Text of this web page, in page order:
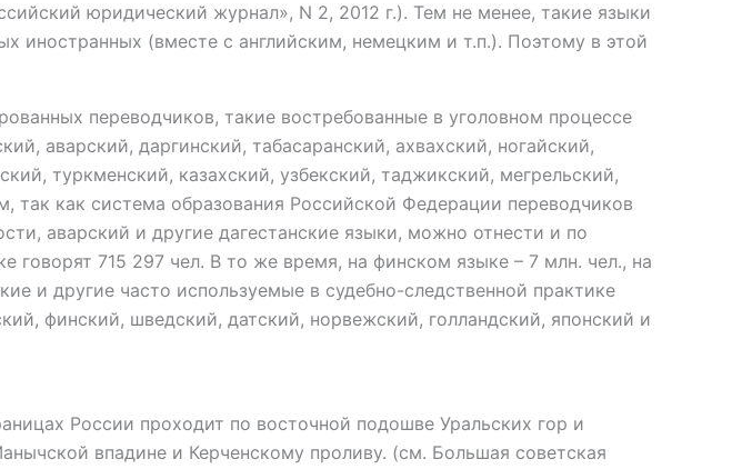
юридический журнал», N 2, 2012 г.). Тем не менее, такие языки
иностранных (вместе с английским, немецким и т.п.). Поэтому в этой
переводчиков, такие востребованные в уголовном процессе
аварский, даргинский, табасаранский, ахвахский, ногайский,
туркменский, казахский, узбекский, таджикский, мегрельский,
так как система образования Российской Федерации переводчиков
аварский и другие дагестанские языки, можно отнести и по
715 297 чел. В то же время, на финском языке – 7 млн. чел., на
и другие часто используемые в судебно-следственной практике
финский, шведский, датский, норвежский, голландский, японский и
России проходит по восточной подошве Уральских гор и
впадине и Керченскому проливу. (см. Большая советская